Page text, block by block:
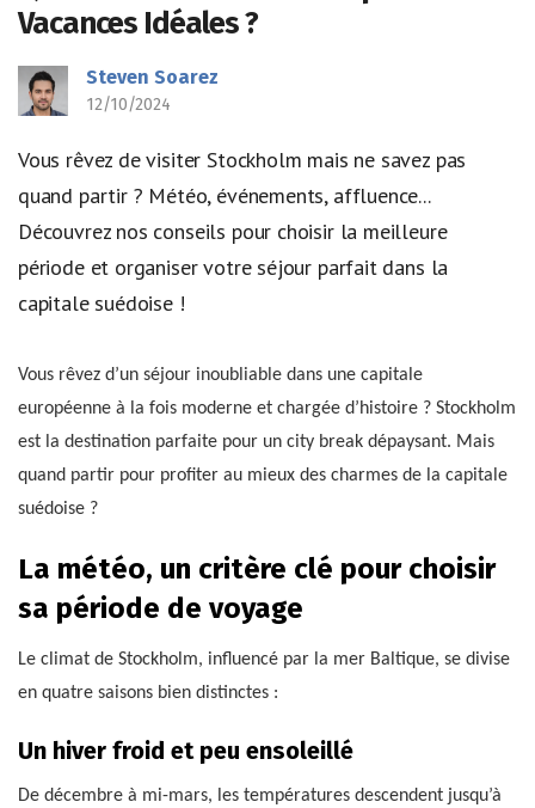
Vacances Idéales ?
Steven Soarez
12/10/2024
Vous rêvez de visiter Stockholm mais ne savez pas
quand partir ? Météo, événements, affluence...
Découvrez nos conseils pour choisir la meilleure
période et organiser votre séjour parfait dans la
capitale suédoise !
Vous rêvez d’un séjour inoubliable dans une capitale
européenne à la fois moderne et chargée d’histoire ? Stockholm
est la destination parfaite pour un city break dépaysant. Mais
quand partir pour profiter au mieux des charmes de la capitale
suédoise ?
La météo, un critère clé pour choisir
sa période de voyage
Le climat de Stockholm, influencé par la mer Baltique, se divise
en quatre saisons bien distinctes :
Un hiver froid et peu ensoleillé
De décembre à mi-mars, les températures descendent jusqu’à